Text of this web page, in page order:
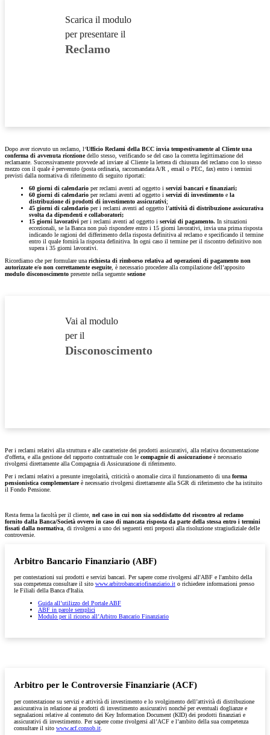
Scarica il modulo
per presentare il
Reclamo
Dopo aver ricevuto un reclamo, l‘Ufficio Reclami della BCC invia tempestivamente al Cliente una
conferma di avvenuta ricezionedello stesso, verificando se del caso la corretta legittimazione del
reclamante. Successivamente provvede ad inviare al Cliente la lettera di chiusura del reclamo con lo stesso
mezzo con il quale è pervenuto (posta ordinaria, raccomandata A/R , email o PEC, fax) entro i termini
previsti dalla normativa di riferimento di seguito riportati:
60 giorni di calendario per reclami aventi ad oggetto i servizi bancari e finanziari;
60 giorni di calendario per reclami aventi ad oggetto i servizi di investimento e la
distribuzione di prodotti di investimento assicurativi;
45 giorni di calendario per i reclami aventi ad oggetto l’attività di distribuzione assicurativa
svolta da dipendenti e collaboratori;
15 giorni lavorativi per i reclami aventi ad oggetto i servizi di pagamento. In situazioni
eccezionali, se la Banca non può rispondere entro i 15 giorni lavorativi, invia una prima risposta
indicando le ragioni del differimento della risposta definitiva al reclamo e specificando il termine
entro il quale fornirà la risposta definitiva. In ogni caso il termine per il riscontro definitivo non
supera i 35 giorni lavorativi.
Ricordiamo che per formulare una richiesta di rimborso relativa ad operazioni di pagamento non
autorizzate e/o non correttamente eseguite, è necessario procedere alla compilazione dell’apposito
modulo disconoscimento presente nella seguente sezione
Vai al modulo
per il
Disconoscimento
Per i reclami relativi alla struttura e alle caratteriste dei prodotti assicurativi, alla relativa documentazione
d'offerta, e alla gestione del rapporto contrattuale con le compagnie di assicurazioneè necessario
rivolgersi direttamente alla Compagnia di Assicurazione di riferimento.
Per i reclami relativi a presunte irregolarità, criticità o anomalie circa il funzionamento di una forma
pensionistica complementareè necessario rivolgersi direttamente alla SGR di riferimento che ha istituito
il Fondo Pensione.
Resta ferma la facoltà per il cliente, nel caso in cui non sia soddisfatto del riscontro al reclamo
fornito dalla Banca/Società ovvero in caso di mancata risposta da parte della stessa entro i termini
fissati dalla normativa , di rivolgersi a uno dei seguenti enti preposti alla risoluzione stragiudiziale delle
controversie.
Arbitro Bancario Finanziario (ABF)
per contestazioni sui prodotti e servizi bancari. Per sapere come rivolgersi all'ABF e l'ambito della
sua competenza consultare il sito www.arbitrobancariofinanziario.it o richiedere informazioni presso
le Filiali della Banca d'Italia.
Guida all’utilizzo del Portale ABF
ABF in parole semplici
Modulo per il ricorso all’Arbitro Bancario Finanziario
Arbitro per le Controversie Finanziarie (ACF)
per contestazione su servizi e attività di investimento e lo svolgimento dell’attività di distribuzione
assicurativa in relazione ai prodotti di investimento assicurativi nonché per eventuali doglianze e
segnalazioni relative al contenuto dei Key Information Document (KID) dei prodotti finanziari e
assicurativi di investimento. Per sapere come rivolgersi all’ACF e l’ambito della sua competenza
consultare il sito www.acf.consob.it